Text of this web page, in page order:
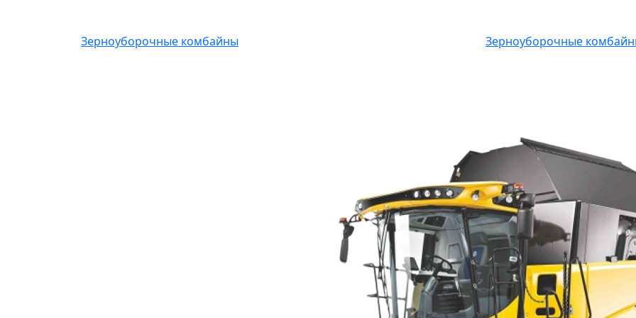
Зерноуборочные комбайны Зерноуборочные